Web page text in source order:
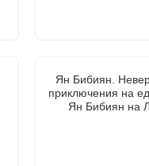
Ян Бибиян.
приключения на
Ян Бибиян на